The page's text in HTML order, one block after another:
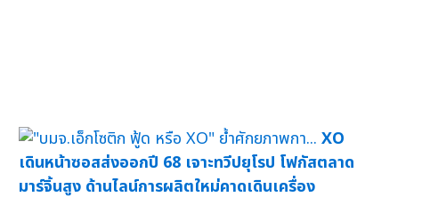
XO
เดินหน้าซอสส่งออกปี 68 เจาะทวีปยุโรป โฟกัสตลาด
มาร์จิ้นสูง ด้านไลน์การผลิตใหม่คาดเดินเครื่อง